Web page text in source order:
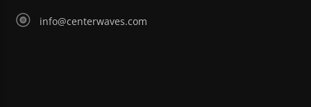
info@centerwaves.com